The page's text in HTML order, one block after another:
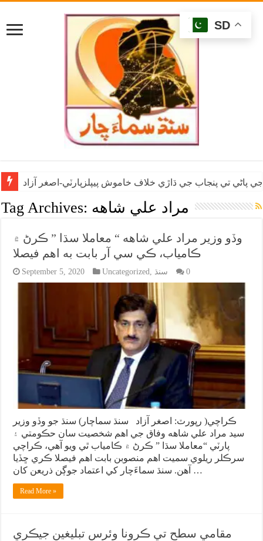
پاڻي تي پنجاب جي ڌاڙي خلاف خاموش پيپلزپارٽي-اصغر آزاد
Tag Archives: مراد علي شاهه
وڏو وزير مراد علي شاهه “ معاملا سڌا ” ڪرڻ ۾
ڪامياب، ڪي سي آر بابت به اهم فيصلا
September 5, 2020 Uncategorized, سنڌ 0
ڪراچي( رپورٽ: اصغر آزاد سنڌ سماچار) سنڌ جو وڏو وزير
سيد مراد علي شاهه وفاق جي اهم شخصيت سان حڪومتي ۽
پارٽي “معاملا سڌا ” ڪرڻ ۾ ڪامياب ٿي ويو آهي، ڪراچي
سرڪلر ريلوي سميت اهم منصوبن بابت اهم فيصلا ڪري ڇڏيا
آهن. سنڌ سماءَچار کي اعتماد جوڳن ذريعن کان …
Read More »
مقامي سطح تي ڪرونا وئرس تبليغين جيڪري
SD